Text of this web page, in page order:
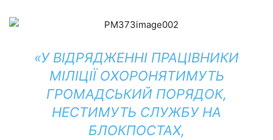
«У ВІДРЯДЖЕННІ ПРАЦІВНИКИ
МІЛІЦІЇ ОХОРОНЯТИМУТЬ
ГРОМАДСЬКИЙ ПОРЯДОК,
НЕСТИМУТЬ СЛУЖБУ НА
БЛОКПОСТАХ,